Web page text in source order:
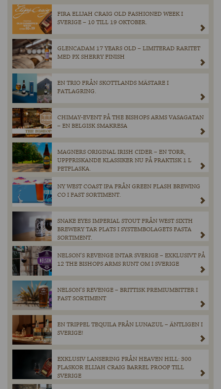
FIRA ELIJAH CRAIG OLD FASHIONED WEEK I
SVERIGE – 10 TILL 19 OKTOBER.
GLENCADAM 17 YEARS OLD – LIMITERAD RARITET
MED PX SHERRY FINISH
EN TRIO FRÅN SKOTTLANDS MÄSTARE I
FATLAGRING.
CHIMAY-EVENT PÅ THE BISHOPS ARMS VASAGATAN
– EN BELGISK SMAKRESA
MAGNERS ORIGINAL IRISH CIDER – EN TORR,
UPPFRISKANDE KLASSIKER NU PÅ PRAKTISK 1 L
PETFLASKA.
NY WEST COAST IPA FRÅN GREEN FLASH BREWING
CO I FAST SORTIMENT.
SNAKE EYES IMPERIAL STOUT FRÅN WEST SIXTH
BREWERY TAR PLATS I SYSTEMBOLAGETS FASTA
SORTIMENT.
NELSON’S REVENGE INTAR SVERIGE – EXKLUSIVT PÅ
12 THE BISHOPS ARMS RUNT OM I SVERIGE
NELSON’S REVENGE – BRITTISK PREMIUMBITTER I
FAST SORTIMENT
EN TRIPPEL TEQUILA FRÅN LUNAZUL – ÄNTLIGEN I
SVERIGE!
EXKLUSIV LANSERING FRÅN HEAVEN HILL: 300
FLASKOR ELIJAH CRAIG BARREL PROOF TILL
SVERIGE